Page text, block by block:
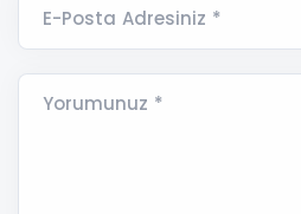
E-Posta Adresiniz *
Yorumunuz *